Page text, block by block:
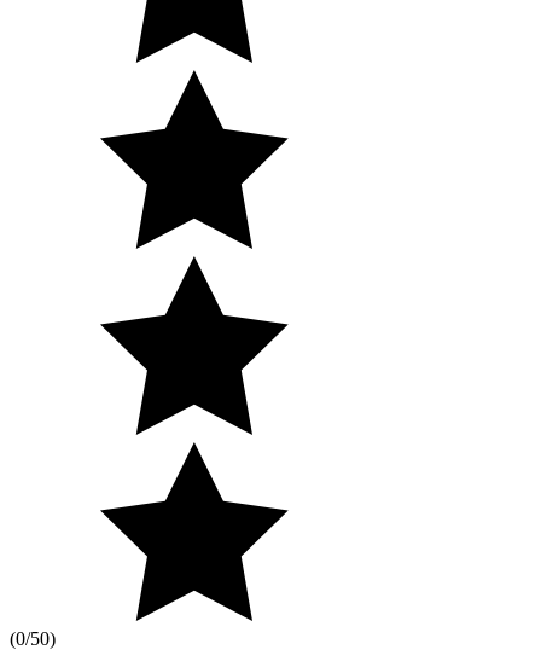
(0/50)